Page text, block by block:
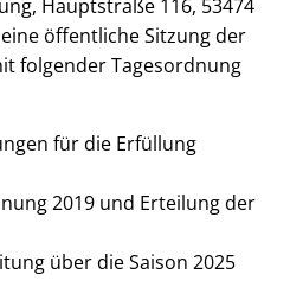
Hauptstraße 116, 53474
öffentliche Sitzung der
folgender Tagesordnung
für die Erfüllung
2019 und Erteilung der
über die Saison 2025